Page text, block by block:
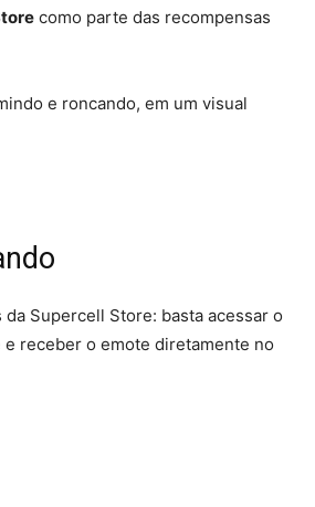
como parte das recompensas
e roncando, em um visual
Supercell Store: basta acessar o
receber o emote diretamente no